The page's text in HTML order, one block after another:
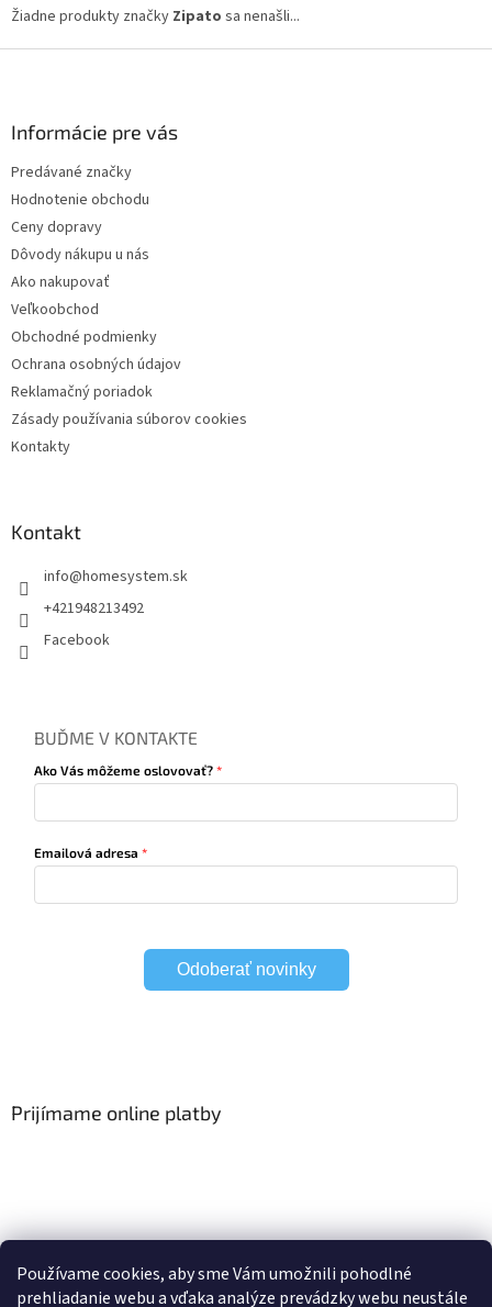
Používame cookies, aby sme Vám umožnili pohodlné
prehliadanie webu a vďaka analýze prevádzky webu neustále
Žiadne produkty značky Zipato sa nenašli...
Informácie pre vás
Predávané značky
Hodnotenie obchodu
Ceny dopravy
Dôvody nákupu u nás
Ako nakupovať
Veľkoobchod
Obchodné podmienky
Ochrana osobných údajov
Reklamačný poriadok
Zásady používania súborov cookies
Kontakty
Kontakt
info@homesystem.sk
+421948213492
Facebook
BUĎME V KONTAKTE
Ako Vás môžeme oslovovať?
Emailová adresa
Odoberať novinky
Prijímame online platby